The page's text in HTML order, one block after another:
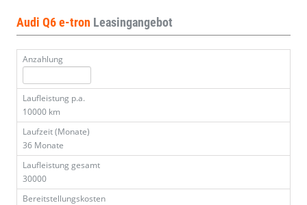
Audi Q6 e-tron Leasingangebot
Anzahlung
Laufleistung p.a.
10000 km
Laufzeit (Monate)
36 Monate
Laufleistung gesamt
30000
Bereitstellungskosten